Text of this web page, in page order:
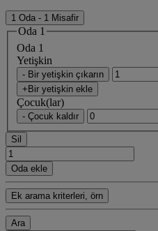
1 Oda - 1 Misafir
Oda 1
Oda 1
Yetişkin
- Bir yetişkin çıkarın
+Bir yetişkin ekle
Çocuk(lar)
- Çocuk kaldır
Sil
Oda ekle
Ek arama kriterleri, örn
Ara